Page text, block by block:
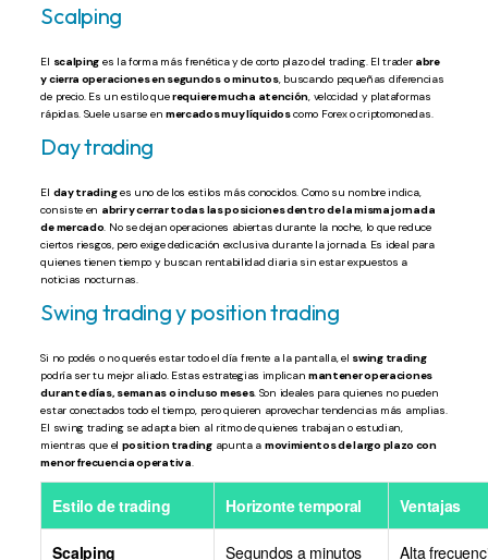
Scalping
El scalping es la forma más frenética y de corto plazo del trading. El trader abre
y cierra operaciones en segundos o minutos, buscando pequeñas diferencias
de precio. Es un estilo querequiere mucha atención , velocidad y plataformas
rápidas. Suele usarse en mercados muy líquidoscomo Forex o criptomonedas.
Day trading
El day tradinges uno de los estilos más conocidos. Como su nombre indica,
consiste en abrir y cerrar todas las posiciones dentro de la misma jornada
de mercado . No se dejan operaciones abiertas durante la noche, lo que reduce
ciertos riesgos, pero exige dedicación exclusiva durante la jornada. Es ideal para
quienes tienen tiempo y buscan rentabilidad diaria sin estar expuestos a
noticias nocturnas.
Swing trading y position trading
Si no podés o no querés estar todo el día frente a la pantalla, el swing trading
podría ser tu mejor aliado. Estas estrategias implican mantener operaciones
durante días, semanas o incluso meses. Son ideales para quienes no pueden
estar conectados todo el tiempo, pero quieren aprovechar tendencias más amplias.
El swing trading se adapta bien al ritmo de quienes trabajan o estudian,
mientras que el position tradingapunta a movimientos de largo plazo con
menor frecuencia operativa
Estilo de trading Horizonte temporal Ventajas
Scalping Segundos a minutos Alta